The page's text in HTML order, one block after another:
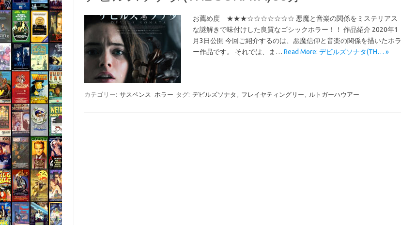
お薦め度 ★★★☆☆☆☆☆☆☆ 悪魔と音楽の関係をミステリアス
な謎解きで味付けした良質なゴシックホラー！！ 作品紹介 2020年1
月3日公開 今回ご紹介するのは、悪魔信仰と音楽の関係を描いたホラ
ー作品です。 それでは、ま… Read More: デビルズソナタ(TH… »
カテゴリー: サスペンス ホラー タグ: デビルズソナタ , フレイヤティングリー , ルトガーハウアー